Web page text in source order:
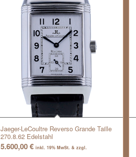
Jaeger-LeCoultre Reverso Grande Taille
270.8.62 Edelstahl
5.600,00€ inkl. 19% MwSt. & zzgl.